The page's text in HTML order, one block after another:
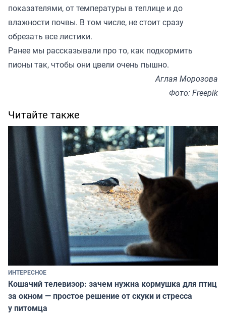
показателями, от температуры в теплице и до
влажности почвы. В том числе, не стоит сразу
обрезать все листики.
Ранее мы рассказывали про то, как подкормить
пионы так, чтобы они цвели очень пышно.
Аглая Морозова
Фото: Freepik
Читайте также
ИНТЕРЕСНОЕ
Кошачий телевизор: зачем нужна кормушка для птиц
за окном — простое решение от скуки и стресса
у питомца